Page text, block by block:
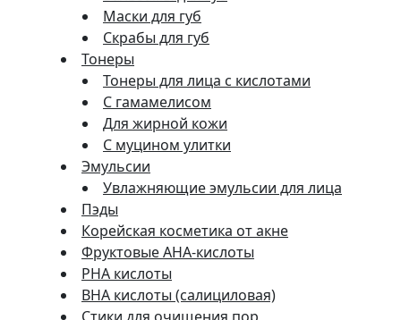
Маски для губ
Скрабы для губ
Тонеры
Тонеры для лица с кислотами
С гамамелисом
Для жирной кожи
С муцином улитки
Эмульсии
Увлажняющие эмульсии для лица
Пэды
Корейская косметика от акне
Фруктовые AHA-кислоты
PHA кислоты
BHA кислоты (салициловая)